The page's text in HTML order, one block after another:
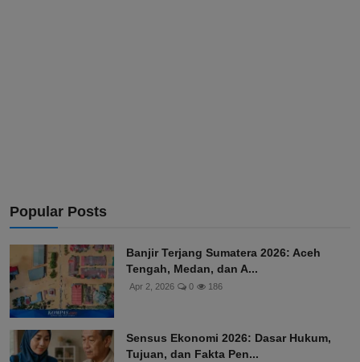
Popular Posts
Banjir Terjang Sumatera 2026: Aceh
Tengah, Medan, dan A...
Apr 2, 2026 0 186
Sensus Ekonomi 2026: Dasar Hukum,
Tujuan, dan Fakta Pen...